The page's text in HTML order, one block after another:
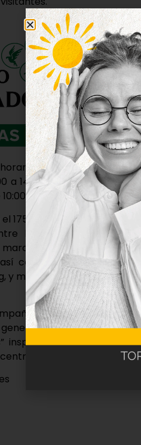
ampliado durante
a 14:00 h y de 17:00 a
a 14:00 h
175 aniversario de Dulces
los meses de enero
disponibles durante
como en la tienda
y miembro de la sexta
su llegada a
expectación en
inspirado en San
de la ciudad